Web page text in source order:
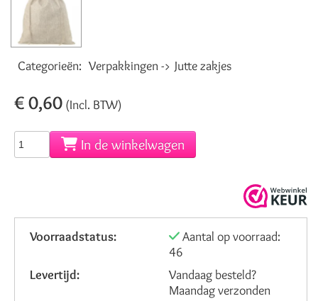
Categorieën: Verpakkingen -> Jutte zakjes
€ 0,60 (Incl. BTW)
In de winkelwagen
Voorraadstatus:
Aantal op voorraad:
46
Levertijd:
Vandaag besteld?
Maandag verzonden